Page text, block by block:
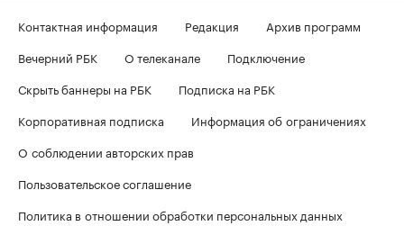
Контактная информация Редакция
Архив программ
Вечерний РБК
О телеканале
Подключение
Скрыть баннеры на РБК
Подписка на РБК
Корпоративная подписка
Информация об ограничениях
О соблюдении авторских прав
Пользовательское соглашение
Политика в отношении обработки персональных данных